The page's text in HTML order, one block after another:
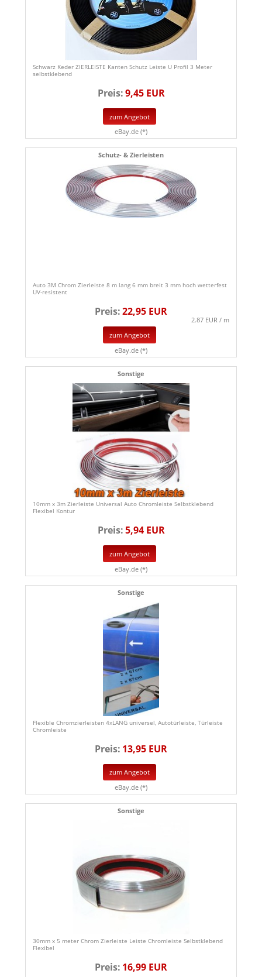
Schwarz Keder ZIERLEISTE Kanten Schutz Leiste U Profil 3 Meter
selbstklebend
Preis:9,45 EUR
zum Angebot
eBay.de (*)
Schutz- & Zierleisten
Auto 3M Chrom Zierleiste 8 m lang 6 mm breit 3 mm hoch wetterfest
UV-resistent
Preis:22,95 EUR
2.87 EUR / m
zum Angebot
eBay.de (*)
Sonstige
10mm x 3m Zierleiste Universal Auto Chromleiste Selbstklebend
Flexibel Kontur
Preis:5,94 EUR
zum Angebot
eBay.de (*)
Sonstige
Flexible Chromzierleisten 4xLANG universel, Autotürleiste, Türleiste
Chromleiste
Preis: 13,95 EUR
zum Angebot
eBay.de (*)
Sonstige
30mm x 5 meter Chrom Zierleiste Leiste Chromleiste Selbstklebend
Flexibel
Preis: 16,99 EUR